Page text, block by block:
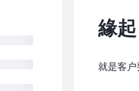
緣起
就是客